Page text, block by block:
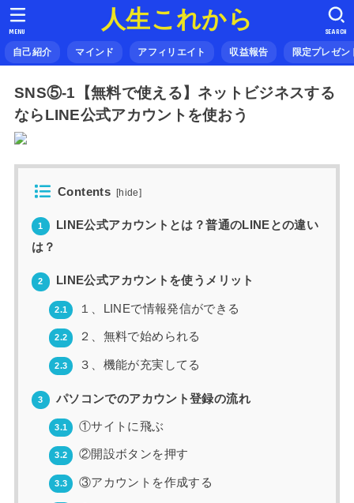
人生これから
自己紹介 マインド アフィリエイト 収益報告 限定プレゼン
SEARCH
MENU
SNS⑤-1【無料で使える】ネットビジネスする
ならLINE公式アカウントを使おう
Contents [hide]
1
LINE公式アカウントとは？普通のLINEとの違い
は？
2 LINE公式アカウントを使うメリット
2.1 １、LINEで情報発信ができる
2.2 ２、無料で始められる
2.3 ３、機能が充実してる
3 パソコンでのアカウント登録の流れ
3.1 ①サイトに飛ぶ
3.2 ②開設ボタンを押す
3.3 ③アカウントを作成する